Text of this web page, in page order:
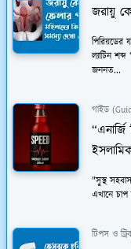
জরায়ু
পিরিয়ডের
ল্যাটিন
জননত...
গাইড
"সুস্থ
এখানে
টিপস ও